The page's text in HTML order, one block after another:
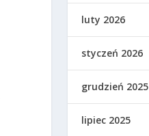
luty 2026
styczeń 2026
grudzień 2025
lipiec 2025